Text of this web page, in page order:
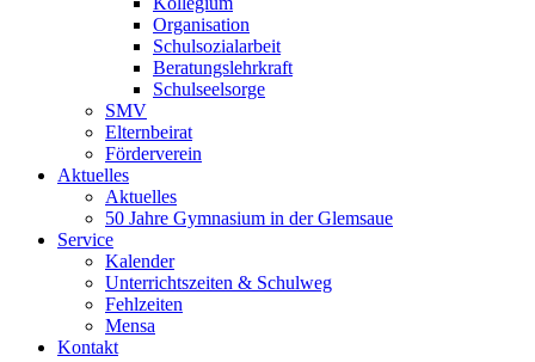
Organisation
Schulsozialarbeit
Beratungslehrkraft
Schulseelsorge
SMV
Elternbeirat
Förderverein
Aktuelles
Aktuelles
50 Jahre Gymnasium in der Glemsaue
Service
Kalender
Unterrichtszeiten & Schulweg
Fehlzeiten
Mensa
Kontakt